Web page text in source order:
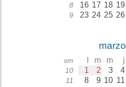
8 16 17 18 19
9 23 24 25 26
marzo
sm m m j
10 1 2 3 4
11 8 9 10 11